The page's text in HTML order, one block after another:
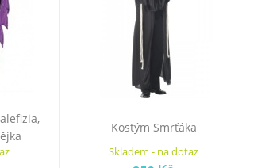
Kostým Smrťáka
Skladem - na dotaz